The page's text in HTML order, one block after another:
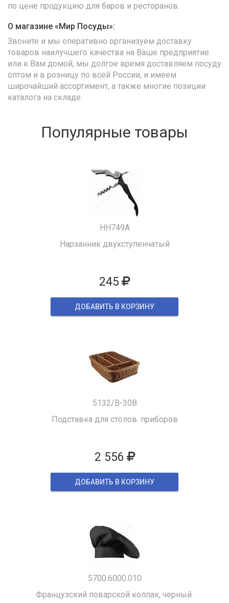
по цене продукцию для баров и ресторанов.
О магазине «Мир Посуды»:
Звоните и мы оперативно организуем доставку
товаров наилучшего качества на Ваше предприятие
или к Вам домой, мы долгое время доставляем посуду
оптом и в розницу по всей России, и имеем
широчайший ассортимент, а также многие позиции
каталога на складе.
Популярные товары
HH749A
Нарзанник двухступенчатый
245
ДОБАВИТЬ В КОРЗИНУ
5132/B-30B
Подставка для столов. приборов
2 556
ДОБАВИТЬ В КОРЗИНУ
5700.6000.010
Французский поварской колпак, черный.